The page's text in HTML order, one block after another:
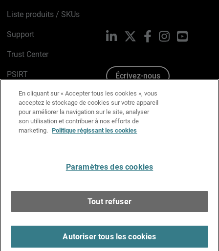
Liste produits / SKUs
Support
Trust Center
PSIRT
Avis sur les cookies
Politique de confidentialité
Charte Graphique
LinkedIn FacebookInstagramYouTube
Écrivez-nous
En cliquant sur « Accepter tous les cookies », vous
acceptez le stockage de cookies sur votre appareil
pour améliorer la navigation sur le site, analyser
son utilisation et contribuer à nos efforts de
marketing. Politique régissant les cookies
Paramètres des cookies
Tout refuser
Autoriser tous les cookies